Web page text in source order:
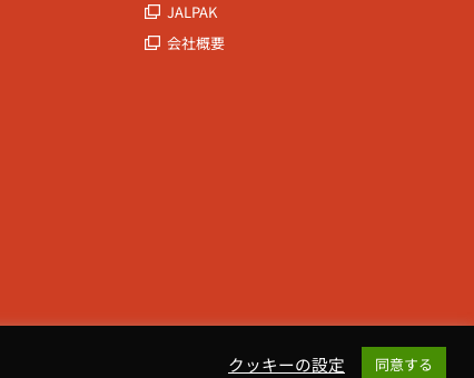
JALPAK
会社概要
クッキーの設定 同意する